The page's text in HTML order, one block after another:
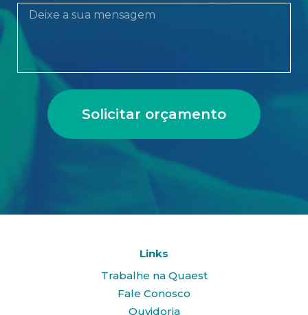
Solicitar orçamento
Links
Trabalhe na Quaest
Fale Conosco
Ouvidoria